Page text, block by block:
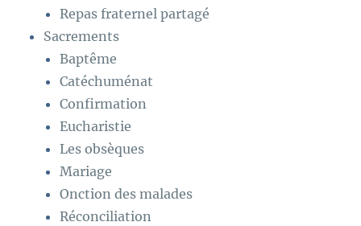
Repas fraternel partagé
Sacrements
Baptême
Catéchuménat
Confirmation
Eucharistie
Les obsèques
Mariage
Onction des malades
Réconciliation